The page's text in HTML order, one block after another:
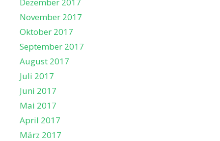
November 2017
Oktober 2017
September 2017
August 2017
Juli 2017
Juni 2017
Mai 2017
April 2017
März 2017